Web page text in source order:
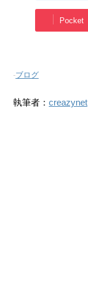
Pocket
-ブログ
執筆者： creazynet